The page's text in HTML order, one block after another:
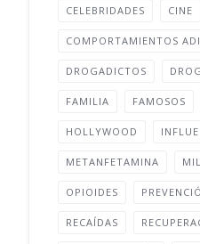
CELEBRIDADES CINE
COMPORTAMIENTOS
DROGADICTOS
FAMILIA FAMOSOS
HOLLYWOOD
METANFETAMINA
OPIOIDES
RECAÍDAS